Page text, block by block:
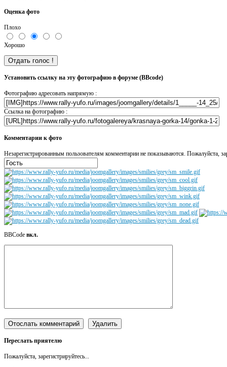
Оценка фото
Плохо
Хорошо
Установить ссылку на эту фотографию в форуме (BBcode)
Фотографию адресовать напрямую :
Ссылка на фотографию :
Комментарии к фото
Незарегистрированным пользователям комментарии не показываются. Пожалуйста,
BBCode вкл.
Переслать приятелю
Пожалуйста, зарегистрируйтесь...